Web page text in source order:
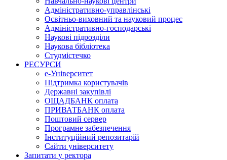
Адміністративно-управлінські
Освітньо-виховний та науковий процес
Адміністративно-господарські
Наукові підрозділи
Наукова бібліотека
Студмістечко
РЕСУРСИ
е-Університет
Підтримка користувачів
Державні закупівлі
ОЩАДБАНК оплата
ПРИВАТБАНК оплата
Поштовий сервер
Програмне забезпечення
Інституційний репозитарій
Сайти університету
Запитати у ректора